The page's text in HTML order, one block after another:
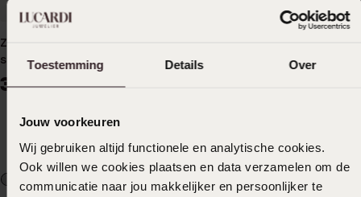
Toestemming Details Over
Jouw voorkeuren
Wij gebruiken altijd functionele en analytische cookies.
Ook willen we cookies plaatsen en data verzamelen om de
communicatie naar jou makkelijker en persoonlijker te
Zilveren ketting met hanger
sapphire zirkonia
39
39 99